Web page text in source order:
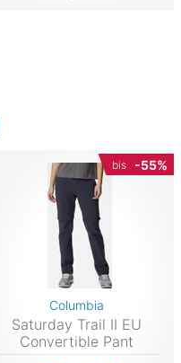
bis -55%
Columbia
Saturday Trail II EU
Convertible Pant